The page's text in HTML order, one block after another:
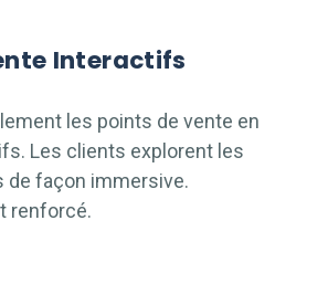
Interactifs
les points de vente en
Les clients explorent les
façon immersive.
renforcé.